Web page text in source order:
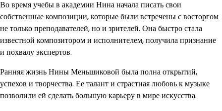
Во время учебы в академии Нина начала писать свои
собственные композиции, которые были встречены с восторгом
не только преподавателей, но и зрителей. Она быстро стала
известной композитором и исполнителем, получила признание
и похвалу экспертов.
Ранняя жизнь Нины Меньшиковой была полна открытий,
успехов и творчества. Ее талант и страстная любовь к музыке
позволили ей сделать большую карьеру в мире искусства.